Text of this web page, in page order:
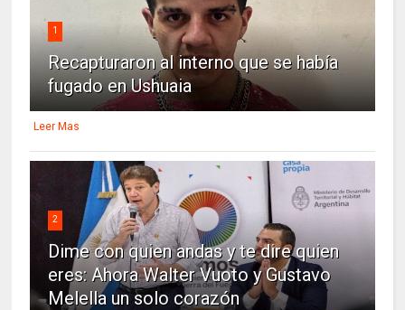
1
Recapturaron al interno que se había
fugado en Ushuaia
Leer Mas
2
Dime con quien andas y te dire quien
eres: Ahora Walter Vuoto y Gustavo
Melella un solo corazón